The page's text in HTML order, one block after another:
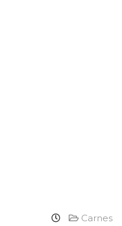
Carnes